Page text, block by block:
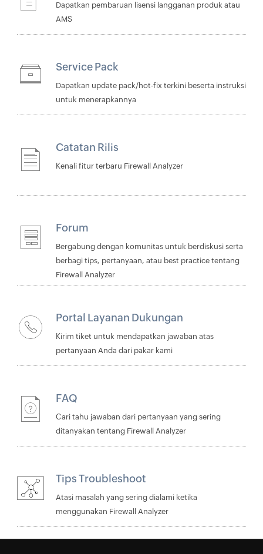
Dapatkan pembaruan lisensi langganan produk atau
AMS
Service Pack
Dapatkan update pack/hot-fix terkini beserta instruksi
untuk menerapkannya
Catatan Rilis
Kenali fitur terbaru Firewall Analyzer
Forum
Bergabung dengan komunitas untuk berdiskusi serta
berbagi tips, pertanyaan, atau best practice tentang
Firewall Analyzer
Portal Layanan Dukungan
Kirim tiket untuk mendapatkan jawaban atas
pertanyaan Anda dari pakar kami
FAQ
Cari tahu jawaban dari pertanyaan yang sering
ditanyakan tentang Firewall Analyzer
Tips Troubleshoot
Atasi masalah yang sering dialami ketika
menggunakan Firewall Analyzer